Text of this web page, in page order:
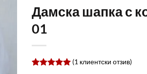
Дамска шапка с
01
(1 клиентски отзив)